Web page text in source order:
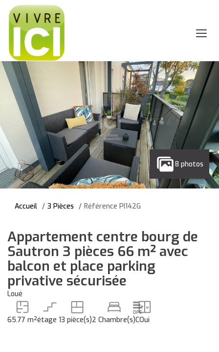
8 photos
Accueil 3 Pièces Référence PI142G
Appartement centre bourg de
Sautron 3 pièces 66 m² avec
balcon et place parking
privative sécurisée
Loué
65.77 m²étage 13 pièce(s)2 Chambre(s)COui